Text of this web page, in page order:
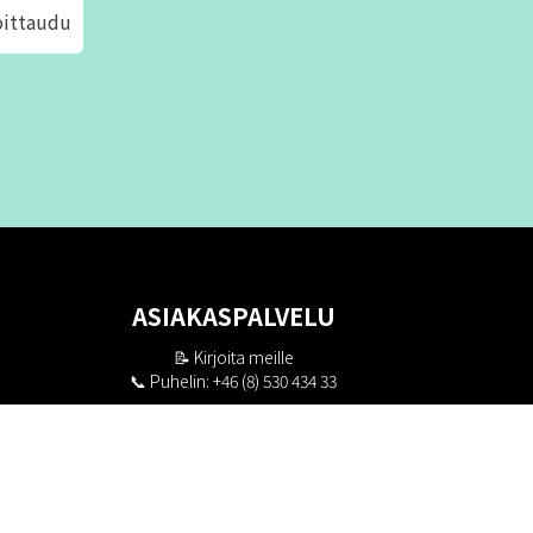
ASIAKASPALVELU
📝 Kirjoita meille
📞 Puhelin: +46 (8) 530 434 33
Maanantai - Torstai klo 10.00 - 17.00